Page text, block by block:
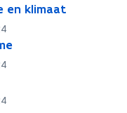
en klimaat